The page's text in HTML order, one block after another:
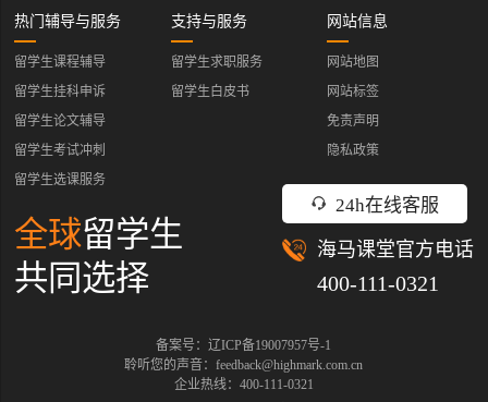
24h在线客服
海马课堂官方电话
400-111-0321
热门辅导与服务
留学生课程辅导
留学生挂科申诉
留学生论文辅导
留学生考试冲刺
留学生选课服务
支持与服务
留学生求职服务
留学生白皮书
网站信息
网站地图
网站标签
免责声明
隐私政策
全球留学生
共同选择
备案号：辽ICP备19007957号-1
聆听您的声音：feedback@highmark.com.cn
企业热线：400-111-0321